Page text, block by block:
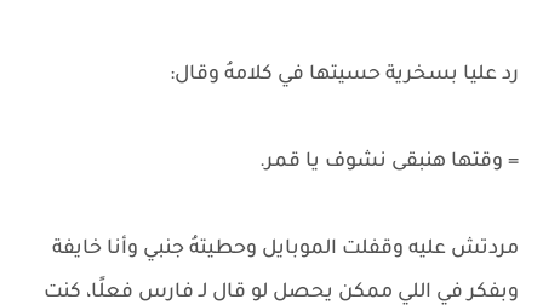
رد عليا بسخرية حسيتها في كلامهُ وقال:
= وقتها هنبقى نشوف يا قمر.
مردتش عليه وقفلت الموبايل وحطيتهُ جنبي وأنا خايفة
وبفكر في اللي ممكن يحصل لو قال لـ فارس فعلًا، كنت